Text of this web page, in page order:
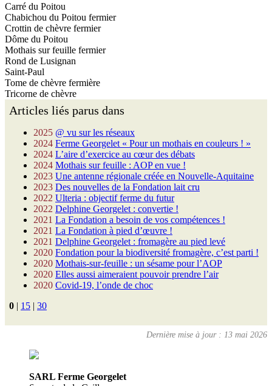
Carré du Poitou
Chabichou du Poitou fermier
Crottin de chèvre fermier
Dôme du Poitou
Mothais sur feuille fermier
Rond de Lusignan
Saint-Paul
Tome de chèvre fermière
Tricorne de chèvre
Articles liés parus dans
2025 @ vu sur les réseaux
2024 Ferme Georgelet « Pour un mothais en couleurs ! »
2024 L’aire d’exercice au cœur des débats
2024 Mothais sur feuille : AOP en vue !
2023 Une antenne régionale créée en Nouvelle-Aquitaine
2023 Des nouvelles de la Fondation lait cru
2022 Ulteria : objectif ferme du futur
2022 Delphine Georgelet : convertie !
2021 La Fondation a besoin de vos compétences !
2021 La Fondation à pied d’œuvre !
2021 Delphine Georgelet : fromagère au pied levé
2020 Fondation pour la biodiversité fromagère, c’est parti !
2020 Mothais-sur-feuille : un sésame pour l’AOP
2020 Elles aussi aimeraient pouvoir prendre l’air
2020 Covid-19, l’onde de choc
0 | 15 | 30
Dernière mise à jour : 13 mai 2026
SARL Ferme Georgelet